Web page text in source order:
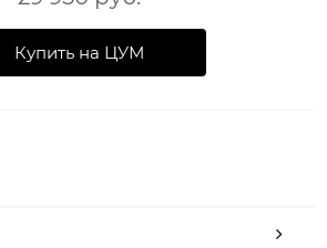
Купить на ЦУМ